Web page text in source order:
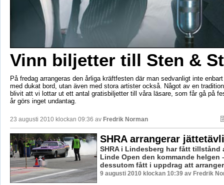
Vinn biljetter till Sten &
På fredag arrangeras den årliga kräftfesten där man sedvanligt inte
med dukat bord, utan även med stora artister också. Något av en
blivit att vi lottar ut ett antal gratisbiljetter till våra läsare, som får gå på
år görs inget undantag.
23 augusti 2010 klockan 09:36 av Fredrik Norman
SHRA arrangerar
SHRA i Lindesberg har fått tillstånd
Linde Open den kommande helgen
dessutom fått i uppdrag att
9 augusti 2010 klockan 10:39 av Fredrik